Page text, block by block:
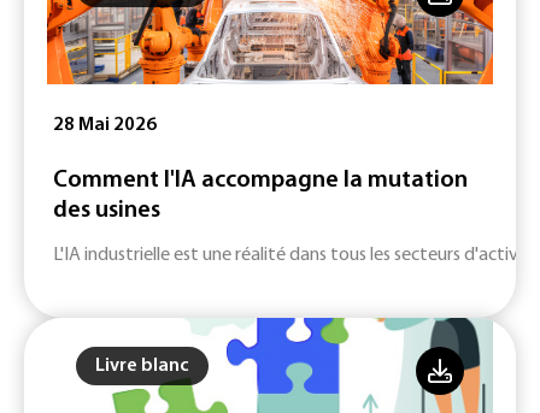
28 Mai 2026
Comment l'IA accompagne la mutation
des usines
L'IA industrielle est une réalité dans tous les secteurs
Livre blanc